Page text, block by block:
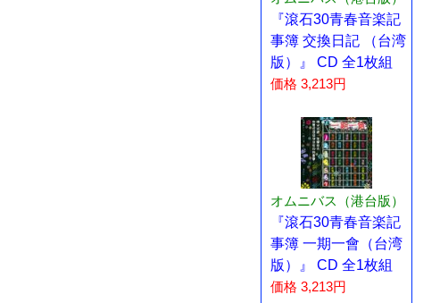
『滾石30青春音楽記
事簿 交換日記 （台湾
版）』 CD 全1枚組
価格 3,213円
オムニバス（港台版）
『滾石30青春音楽記
事簿 一期一會（台湾
版）』 CD 全1枚組
価格 3,213円